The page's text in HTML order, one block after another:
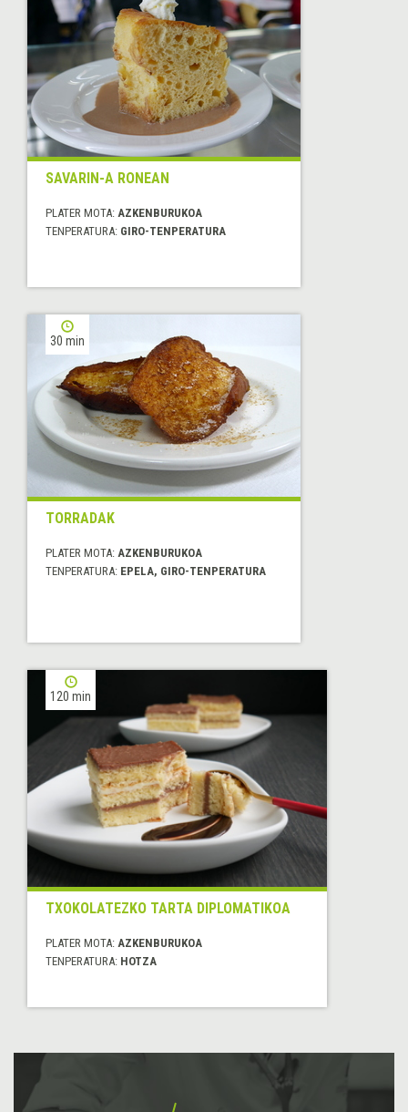
SAVARIN-A RONEAN
PLATER MOTA: AZKENBURUKOA
TENPERATURA: GIRO-TENPERATURA
30 min
TORRADAK
PLATER MOTA: AZKENBURUKOA
TENPERATURA: EPELA, GIRO-TENPERATURA
120 min
TXOKOLATEZKO TARTA DIPLOMATIKOA
PLATER MOTA: AZKENBURUKOA
TENPERATURA: HOTZA